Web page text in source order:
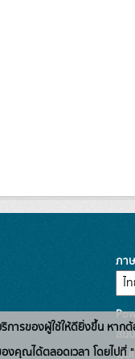
ภา
สนั
เว็
การของผู้ใช้ให้ดียิ่งขึ้น หา
คุณได้ตลอดเวลา โดยไปที่